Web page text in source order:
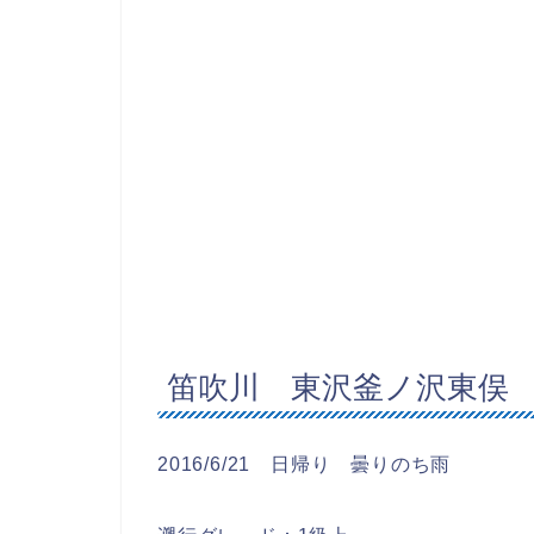
笛吹川 東沢釜ノ沢東俣
2016/6/21 日帰り 曇りのち雨